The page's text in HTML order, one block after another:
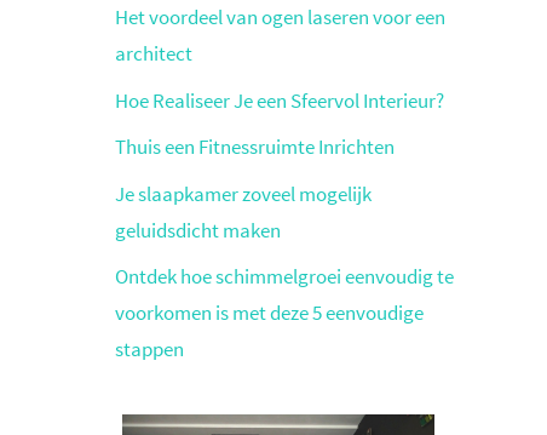
Het voordeel van ogen laseren voor een
architect
Hoe Realiseer Je een Sfeervol Interieur?
Thuis een Fitnessruimte Inrichten
Je slaapkamer zoveel mogelijk
geluidsdicht maken
Ontdek hoe schimmelgroei eenvoudig te
voorkomen is met deze 5 eenvoudige
stappen